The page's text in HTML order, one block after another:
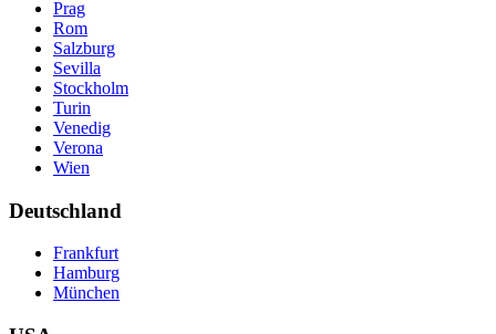
Prag
Rom
Salzburg
Sevilla
Stockholm
Turin
Venedig
Verona
Wien
Deutschland
Frankfurt
Hamburg
München